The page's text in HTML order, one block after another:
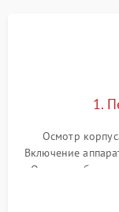
1.
Осмотр
Включение
Оценка работы
Измерение